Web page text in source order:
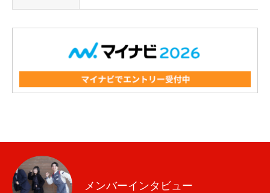
メンバーインタビュー